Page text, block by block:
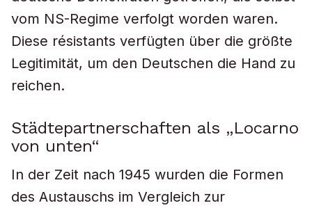
vom NS-Regime verfolgt worden waren.
Diese résistants verfügten über die größte
Legitimität, um den Deutschen die Hand zu
reichen.
Städtepartnerschaften als „Locarno
von unten“
In der Zeit nach 1945 wurden die Formen
des Austauschs im Vergleich zur